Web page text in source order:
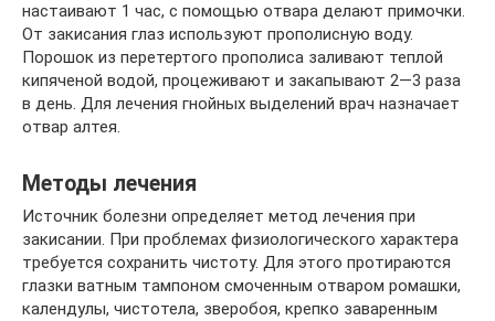
настаивают 1 час, с помощью отвара делают примочки.
От закисания глаз используют прополисную воду.
Порошок из перетертого прополиса заливают теплой
кипяченой водой, процеживают и закапывают 2—3 раза
в день. Для лечения гнойных выделений врач назначает
отвар алтея.
Методы лечения
Источник болезни определяет метод лечения при
закисании. При проблемах физиологического характера
требуется сохранить чистоту. Для этого протираются
глазки ватным тампоном смоченным отваром ромашки,
календулы, чистотела, зверобоя, крепко заваренным